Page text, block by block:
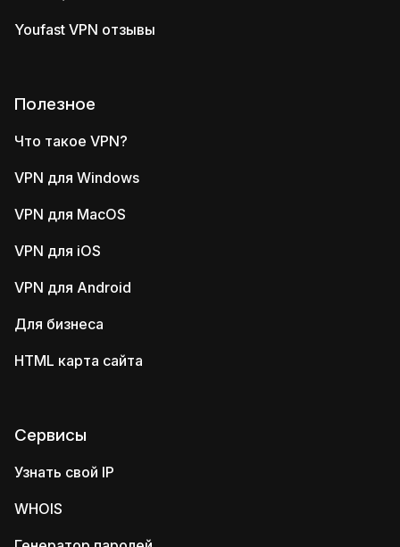
Youfast VPN отзывы
Полезное
Что такое VPN?
VPN для Windows
VPN для MacOS
VPN для iOS
VPN для Android
Для бизнеса
HTML карта сайта
Сервисы
Узнать свой IP
WHOIS